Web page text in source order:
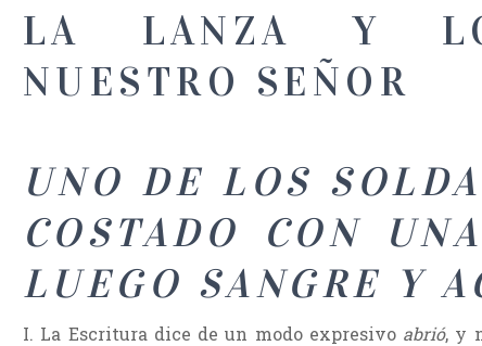
LA LANZA Y
NUESTRO SEÑOR
UNO DE LOS
COSTADO CON
LUEGO SANGRE Y
I. La Escritura dice de un modo expresivo abrió, y